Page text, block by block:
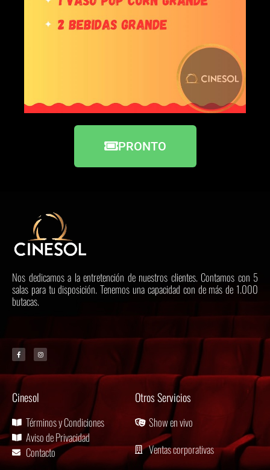
PRONTO
Nos dedicamos a la entretención de nuestros clientes. Contamos con 5
salas para tu disposición. Tenemos una capacidad con de más de 1.000
butacas.
Cinesol
Términos y Condiciones
Aviso de Privacidad
Contacto
Otros Servicios
Show en vivo
Ventas corporativas